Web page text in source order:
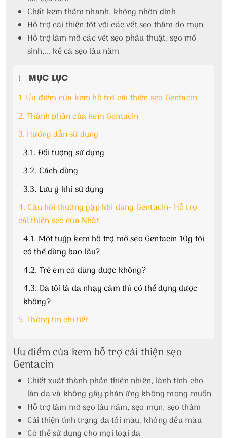
Chất kem thấm nhanh, không nhờn dính
Hỗ trợ cải thiện tốt với các vết sẹo thâm do mụn
Hỗ trợ làm mờ các vết sẹo phẫu thuật, sẹo mổ
sinh,... kể cả sẹo lâu năm
MỤC LỤC
1. Ưu điểm của kem hỗ trợ cải thiện sẹo Gentacin
2.Thành phần của kem Gentacin
3. Hướng dẫn sử dụng
3.1. Đối tượng sử dụng
3.2. Cách dùng
3.3. Lưu ý khi sử dụng
4. Câu hỏi thường gặp khi dùng Gentacin- Hỗ trợ
cải thiện sẹo của Nhật
4.1. Một tuýp kem hỗ trợ mờ sẹo Gentacin 10g tôi
có thể dùng bao lâu?
4.2. Trẻ em có dùng được không?
4.3. Da tôi là da nhạy cảm thì có thể dụng được
không?
5.Thông tin chi tiết
Ưu điểm của kem hỗ trợ cải thiện sẹo
Gentacin
Chiết xuất thành phần thiên nhiên, lành tính cho
làn da và không gây phản ứng không mong muốn
Hỗ trợ làm mờ sẹo lâu năm, sẹo mụn, sẹo thâm
Cải thiện tình trạng da tối màu, không đều màu
Có thể sử dụng cho mọi loại da